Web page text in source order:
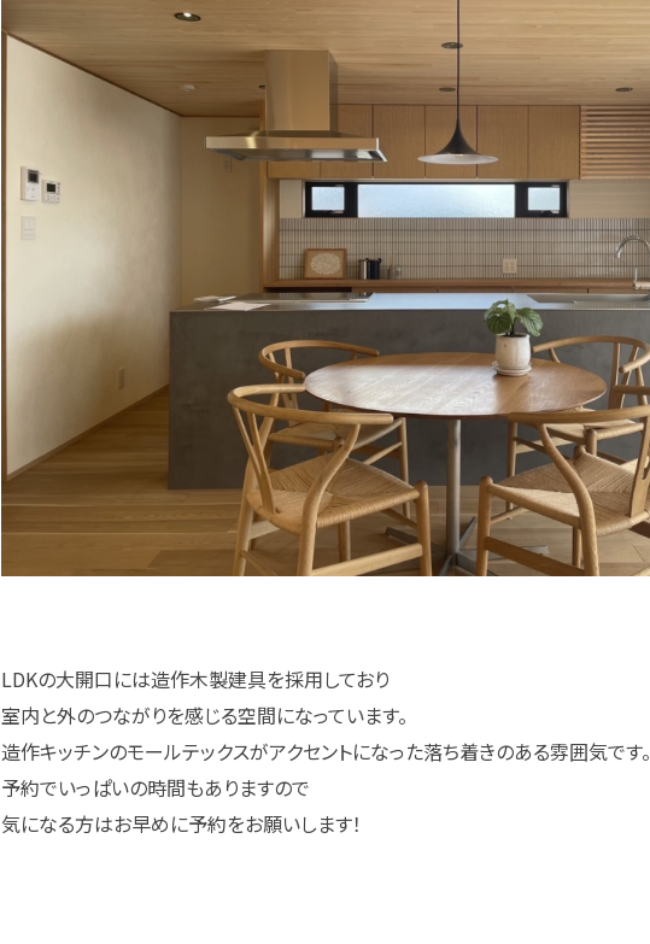
LDKの大開口には造作木製建具を採用しており
室内と外のつながりを感じる空間になっています。
造作キッチンのモールテックスがアクセントになった落ち着きのある雰囲気です。
予約でいっぱいの時間もありますので
気になる方はお早めに予約をお願いします！